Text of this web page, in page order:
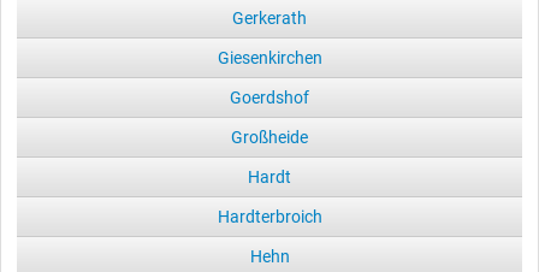
Gerkerath
Giesenkirchen
Goerdshof
Großheide
Hardt
Hardterbroich
Hehn